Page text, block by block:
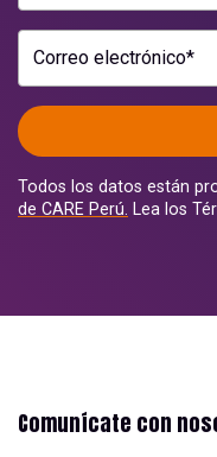
Correo electrónico*
Todos los datos están
de CARE Perú.
Lea los
Comunícate con